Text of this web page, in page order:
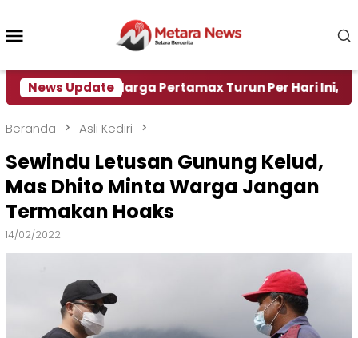
konten
News Update
Harga Pertamax Turun Per Hari Ini, Segini
Beranda Asli Kediri
Sewindu Letusan Gunung Kelud,
Mas Dhito Minta Warga Jangan
Termakan Hoaks
14/02/2022